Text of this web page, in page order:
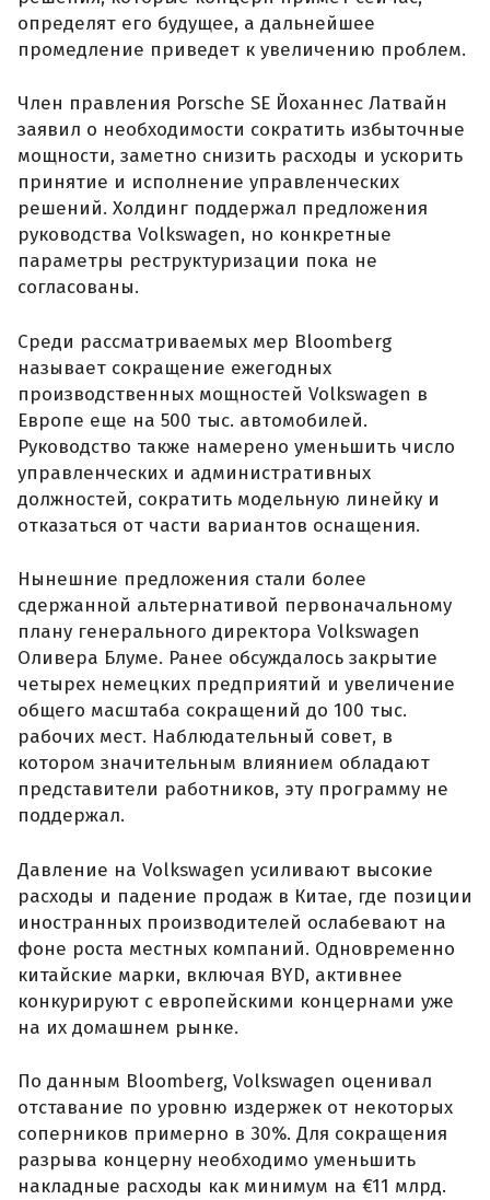
определят его будущее, а дальнейшее
промедление приведет к увеличению проблем.
Член правления Porsche SE Йоханнес Латвайн
заявил о необходимости сократить избыточные
мощности, заметно снизить расходы и ускорить
принятие и исполнение управленческих
решений. Холдинг поддержал предложения
руководства Volkswagen, но конкретные
параметры реструктуризации пока не
согласованы.
Среди рассматриваемых мер Bloomberg
называет сокращение ежегодных
производственных мощностей Volkswagen в
Европе еще на 500 тыс. автомобилей.
Руководство также намерено уменьшить число
управленческих и административных
должностей, сократить модельную линейку и
отказаться от части вариантов оснащения.
Нынешние предложения стали более
сдержанной альтернативой первоначальному
плану генерального директора Volkswagen
Оливера Блуме. Ранее обсуждалось закрытие
четырех немецких предприятий и увеличение
общего масштаба сокращений до 100 тыс.
рабочих мест. Наблюдательный совет, в
котором значительным влиянием обладают
представители работников, эту программу не
поддержал.
Давление на Volkswagen усиливают высокие
расходы и падение продаж в Китае, где позиции
иностранных производителей ослабевают на
фоне роста местных компаний. Одновременно
китайские марки, включая BYD, активнее
конкурируют с европейскими концернами уже
на их домашнем рынке.
По данным Bloomberg, Volkswagen оценивал
отставание по уровню издержек от некоторых
соперников примерно в 30%. Для сокращения
разрыва концерну необходимо уменьшить
накладные расходы как минимум на €11 млрд.